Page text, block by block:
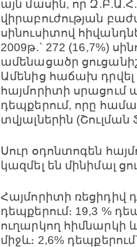
այն մասին, որ
վիրաբուժության
սինուսիտով
2009թ.` 272 (16,7%)
ամենացածր
Ամենից հաճախ
հայմորիտի սրացում
դեպքերում, որը
տվյալներին (Շուլման
Սուր օդոնտոգեն
կազմել են մինիմալ
Հայմորիտի ռեցիդիվ
դեպքերում։ 19,3 %
ուղարկող հիմնարկի
միջև։ 2,6%